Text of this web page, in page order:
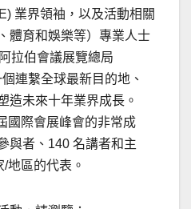
業界領袖，以及活動相關
體育和娛樂等）專業人士
拉伯會議展覽總局
連繫全球最新目的地、
造未來十年業界成長。
國際會展峰會的非常成
與者、140 名講者和主
地區的代表。